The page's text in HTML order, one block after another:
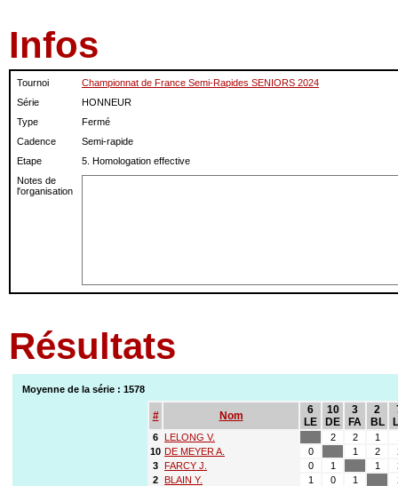
Infos
Tournoi
Championnat de France Semi-Rapides SENIORS 2024
Série
HONNEUR
Type
Fermé
Cadence
Semi-rapide
Etape
5. Homologation effective
Notes de
l'organisation
Résultats
Moyenne de la série : 1578
# Nom
6
LE
10
DE
3
FA
2
BL
6 LELONG V. 2 2 1
10 DE MEYER A. 0 1 2
3
FARCY J. 0 1 1
2
BLAIN Y. 1 0 1